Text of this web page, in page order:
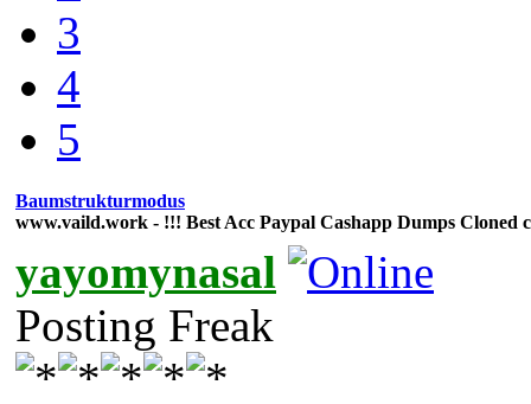
3
4
5
Baumstrukturmodus
www.vaild.work - !!! Best Acc Paypal Cashapp Dumps Cloned
yayomynasal
Posting Freak